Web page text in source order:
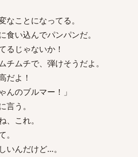
なことになってる。
食い込んでパンパンだ。
るじゃないか！
チムチで、弾けそうだよ。
だよ！
んのブルマー！」
う。
、これ。
いんだけど…。